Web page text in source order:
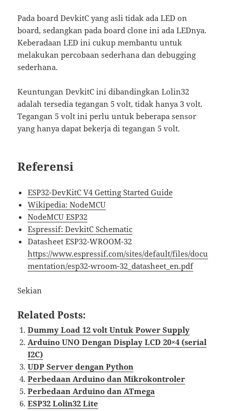
Pada board DevkitC yang asli tidak ada LED on
board, sedangkan pada board clone ini ada LEDnya.
Keberadaan LED ini cukup membantu untuk
melakukan percobaan sederhana dan debugging
sederhana.
Keuntungan DevkitC ini dibandingkan Lolin32
adalah tersedia tegangan 5 volt, tidak hanya 3 volt.
Tegangan 5 volt ini perlu untuk beberapa sensor
yang hanya dapat bekerja di tegangan 5 volt.
Referensi
ESP32-DevKitC V4 Getting Started Guide
Wikipedia: NodeMCU
NodeMCU ESP32
Espressif: DevkitC Schematic
Datasheet ESP32-WROOM-32
https://www.espressif.com/sites/default/files/docu
mentation/esp32-wroom-32_datasheet_en.pdf
Sekian
Related Posts:
Dummy Load 12 volt Untuk Power Supply
Arduino UNO Dengan Display LCD 20×4 (serial
I2C)
UDP Server dengan Python
Perbedaan Arduino dan Mikrokontroler
Perbedaan Arduino dan ATmega
ESP32 Lolin32 Lite